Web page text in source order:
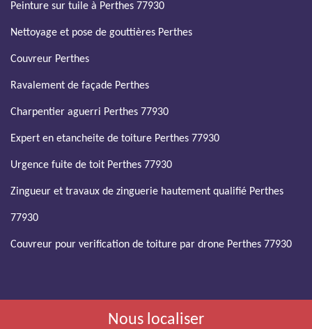
Peinture sur tuile à Perthes 77930
Nettoyage et pose de gouttières Perthes
Couvreur Perthes
Ravalement de façade Perthes
Charpentier aguerri Perthes 77930
Expert en etancheite de toiture Perthes 77930
Urgence fuite de toit Perthes 77930
Zingueur et travaux de zinguerie hautement qualifié Perthes
77930
Couvreur pour verification de toiture par drone Perthes 77930
Nous localiser